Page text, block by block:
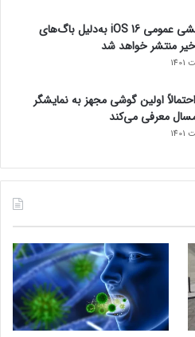
نسخه آزمایشی عمومی iOS 16 به‌دلیل باگ‌های
منتشر خواهد شد
اولین گوشی مجهز به نمایشگر
معرفی می‌کند